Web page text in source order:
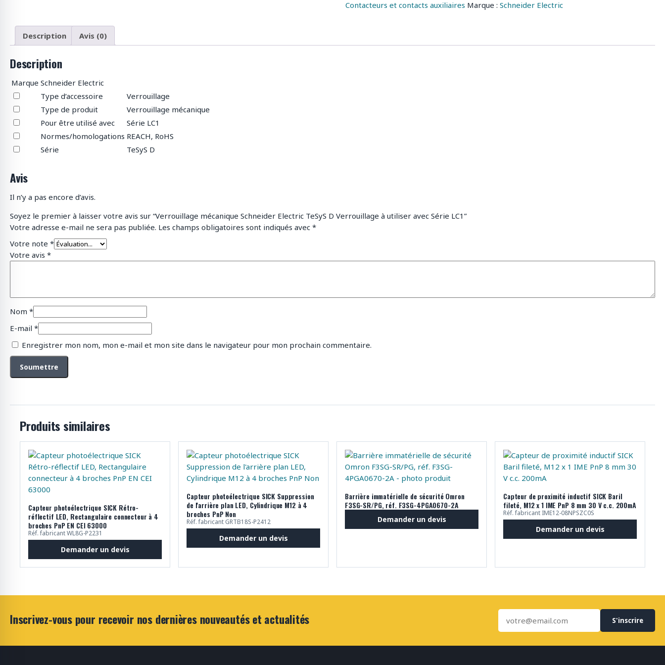
o
d
u
s
Contacteurs et contacts auxiliaires Marque :Schneider Electric
Description Avis (0)
Description
Marque Schneider Electric
Type d’accessoire
Verrouillage
Type de produit
Verrouillage mécanique
Pour être utilisé avec
Série LC1
Normes/homologations REACH, RoHS
Série
TeSyS D
Avis
Il n’y a pas encore d’avis.
Soyez le premier à laisser votre avis sur “Verrouillage mécanique Schneider Electric TeSyS D Verrouillage à utiliser avec Série LC1”
Votre adresse e-mail ne sera pas publiée. Les champs obligatoires sont indiqués avec *
Votre note *
Votre avis *
Nom *
E-mail *
Enregistrer mon nom, mon e-mail et mon site dans le navigateur pour mon prochain commentaire.
Produits similaires
Capteur photoélectrique SICK Rétro-
réflectif LED, Rectangulaire connecteur à 4
broches PnP EN CEI 63000
Réf. fabricant WL8G-P2231
Demander un devis
Capteur photoélectrique SICK Suppression
de l'arrière plan LED, Cylindrique M12 à 4
broches PnP Non
Réf. fabricant GRTB18S-P2412
Demander un devis
Barrière immatérielle de sécurité Omron
F3SG-SR/PG, réf. F3SG-4PGA0670-2A
Demander un devis
Capteur de proximité inductif SICK Baril
fileté, M12 x 1 IME PnP 8 mm 30 V c.c. 200mA
Réf. fabricant IME12-08NPSZC0S
Demander un devis
Inscrivez-vous pour recevoir nos dernières nouveautés et actualités S'inscrire